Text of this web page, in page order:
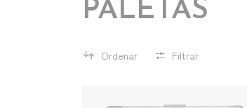
PALETAS
Ordenar Filtrar